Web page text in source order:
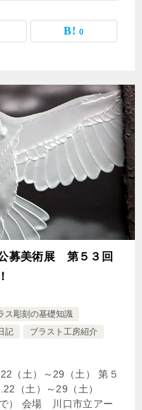
0
募美術展 第５３回
ス彫刻の基礎知識
記
ブラスト工房紹介
（土）～29（土） 第５
（土）～29（土）
） 会場 川口市立アー